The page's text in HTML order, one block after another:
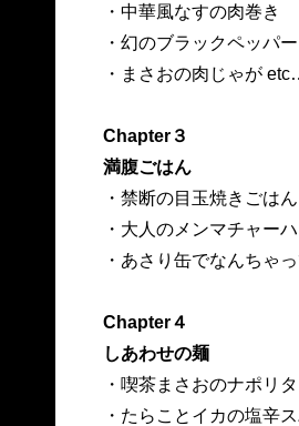
・中華風なすの肉巻き
・幻のブラックペッパ
・まさおの肉じゃが
Chapter３
満腹ごはん
・禁断の目玉焼きごはん
・大人のメンマチャー
・あさり缶でなんちゃ
Chapter４
しあわせの麺
・喫茶まさおのナポリ
・たらことイカの塩辛